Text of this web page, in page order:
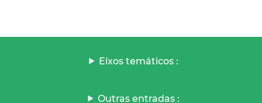
Eixos temáticos :
Outras entradas :